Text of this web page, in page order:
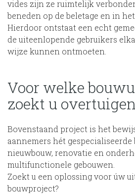
vides zijn ze ruimtelijk
beneden op de beletage en in
Hierdoor ontstaat een echt
de uiteenlopende gebruikers
wijze kunnen ontmoeten.
Voor welke
zoekt u
Bovenstaand project is het
aannemers hét
nieuwbouw, renovatie en
multifunctionele gebouwen.
Zoekt u een oplossing voor úw
bouwproject?